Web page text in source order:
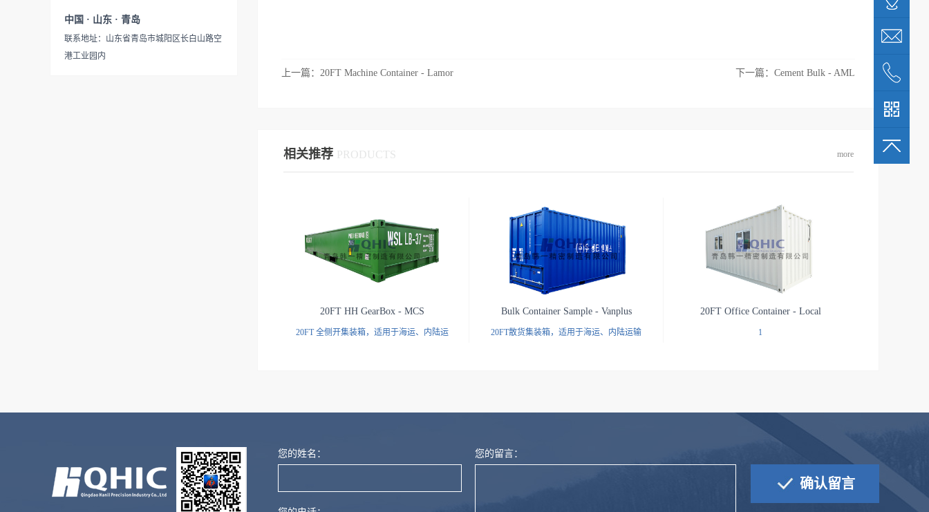
中国 · 山东 · 青岛
联系地址：山东省青岛市城阳区长白山路空
港工业园内
上一篇： 20FT Machine Container - Lamor 下一篇： Cement Bulk - AML
相关推荐 PRODUCTS more
20FT HH GearBox - MCS
20FT 全侧开集装箱，适用于海运、内陆运
Bulk Container Sample - Vanplus
20FT散货集装箱，适用于海运、内陆运输
20FT Office Container - Local
1
您的姓名： 您的留言：